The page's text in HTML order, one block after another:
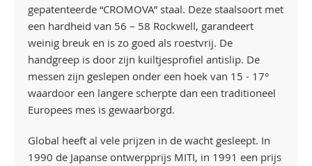
gepatenteerde “CROMOVA” staal. Deze staalsoort met
een hardheid van 56 – 58 Rockwell, garandeert
weinig breuk en is zo goed als roestvrij. De
handgreep is door zijn kuiltjesprofiel antislip. De
messen zijn geslepen onder een hoek van 15 - 17°
waardoor een langere scherpte dan een traditioneel
Europees mes is gewaarborgd.
Global heeft al vele prijzen in de wacht gesleept. In
1990 de Japanse ontwerpprijs MITI, in 1991 een prijs